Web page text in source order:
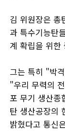
김 위원장은 총
과 특수기능탄
계 확립을 위한
그는 특히 "박
"우리 무력의
포 무기 생산종
탄 생산공장의
밝혔다고 통신